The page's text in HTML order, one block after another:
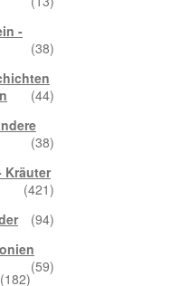
-
(38)
(44)
(38)
Kräuter
(421)
(94)
(59)
(182)